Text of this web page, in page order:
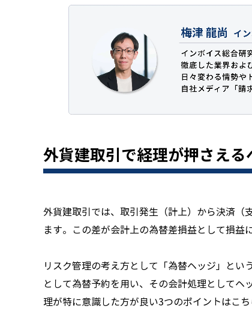
外貨建取引で経理が押さえ
外貨建取引では、取引発生（計上）から決済（
ます。この差が会計上の為替差損益として損益
リスク管理の考え方として「為替ヘッジ」と
として為替予約を用い、その会計処理として
理が特に意識した方が良い3つのポイントはこち